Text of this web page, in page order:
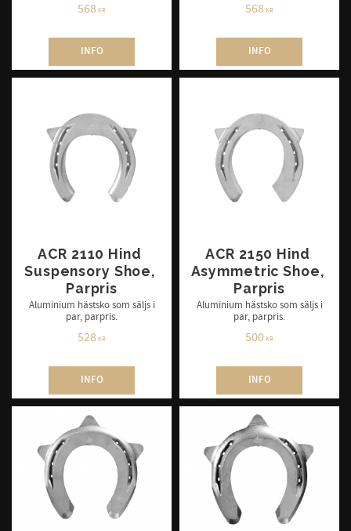
568KR
INFO
568KR
INFO
ACR 2110 Hind
Suspensory Shoe,
Parpris
Aluminium hästsko som säljs i
par, parpris.
528KR
INFO
ACR 2150 Hind
Asymmetric Shoe,
Parpris
Aluminium hästsko som säljs i
par, parpris.
500KR
INFO